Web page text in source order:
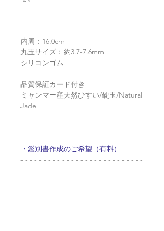
内周：16.0cm
丸玉サイズ：約3.7-7.6mm
シリコンゴム
品質保証カード付き
ミャンマー産天然ひすい/硬玉/Natural
Jade
- - - - - - - - - - - - - - - - - - - - - - - - - - -
- -
・鑑別書作成のご希望（有料）
- - - - - - - - - - - - - - - - - - - - - - - - - - -
- -